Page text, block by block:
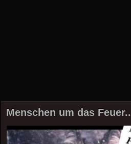
Menschen um das Feuer..